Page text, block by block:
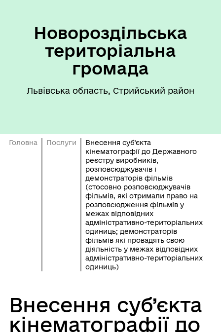
Новороздільська
територіальна
громада
Львівська область, Стрийський район
Головна Послуги
Внесення суб’єкта
кінематографії до Державного
реєстру виробників,
розповсюджувачів і
демонстраторів фільмів
(стосовно розповсюджувачів
фільмів, які отримали право на
розповсюдження фільмів у
межах відповідних
адміністративно-територіальних
одиниць; демонстраторів
фільмів які провадять свою
діяльність у межах відповідних
адміністративно-територіальних
одиниць)
Внесення суб’єкта
кінематографії до